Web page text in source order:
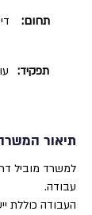
תחום:
תפקיד:
תיאור
עבודה.
העבודה כוללת